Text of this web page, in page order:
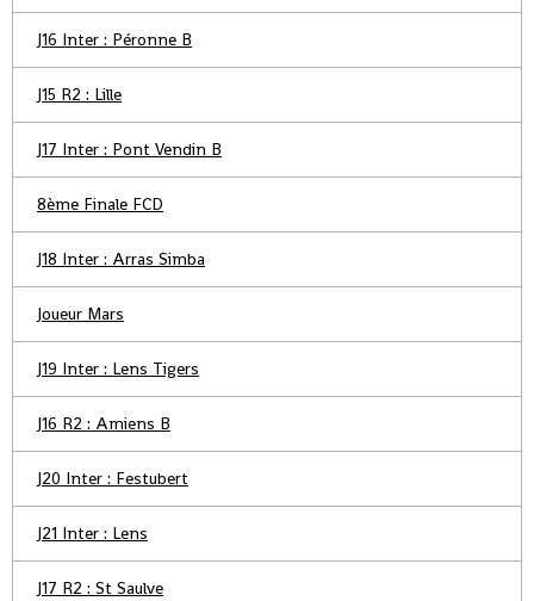
J16 Inter : Péronne B
J15 R2 : Lille
J17 Inter : Pont Vendin B
8ème Finale FCD
J18 Inter : Arras Simba
Joueur Mars
J19 Inter : Lens Tigers
J16 R2 : Amiens B
J20 Inter : Festubert
J21 Inter : Lens
J17 R2 : St Saulve